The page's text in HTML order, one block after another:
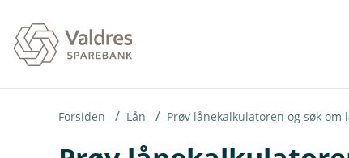
Forsiden Lån Prøv lånekalkulatoren og søk om